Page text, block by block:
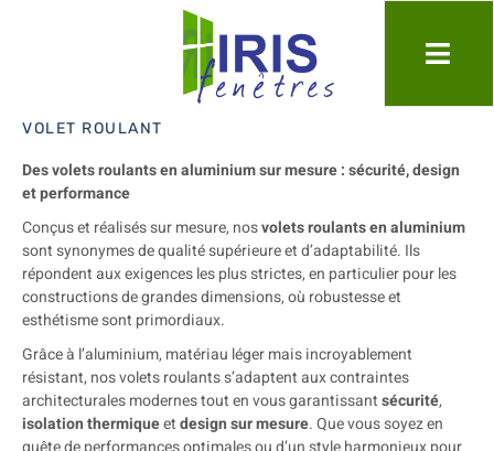
VOLET ROULANT
Des volets roulants en aluminium sur mesure : sécurité, design
et performance
Conçus et réalisés sur mesure, nosvolets roulants en aluminium
sont synonymes de qualité supérieure et d’adaptabilité. Ils
répondent aux exigences les plus strictes, en particulier pour les
constructions de grandes dimensions, où robustesse et
esthétisme sont primordiaux.
Grâce à l’aluminium, matériau léger mais incroyablement
résistant, nos volets roulants s’adaptent aux contraintes
architecturales modernes tout en vous garantissantsécurité,
isolation thermiqueetdesign sur mesure. Que vous soyez en